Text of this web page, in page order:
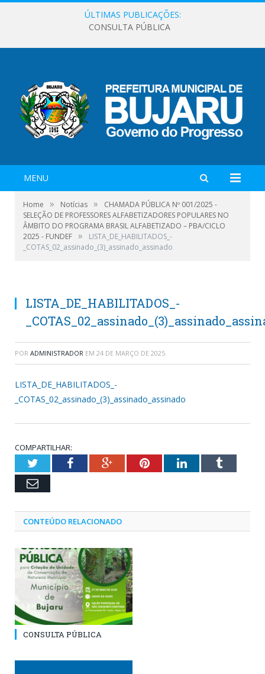
ÚLTIMAS PUBLICAÇÕES:
CONSULTA PÚBLICA
MENU
Home » Notícias »
CHAMADA PÚBLICA Nº 001/2025 -
SELEÇÃO DE PROFESSORES ALFABETIZADORES POPULARES NO
ÂMBITO DO PROGRAMA BRASIL ALFABETIZADO – PBA/CICLO
2025 - FUNDEF »
LISTA_DE_HABILITADOS_-
_COTAS_02_assinado_(3)_assinado_assinado
LISTA_DE_HABILITADOS_-
POR ADMINISTRADOR EM 24 DE MARÇO DE 2025
LISTA_DE_HABILITADOS_-
_COTAS_02_assinado_(3)_assinado_assinado
COMPARTILHAR:
TwitterFacebookGoogle+PinterestLinkedInTumblr
Email
CONTEÚDO RELACIONADO
CONSULTA PÚBLICA